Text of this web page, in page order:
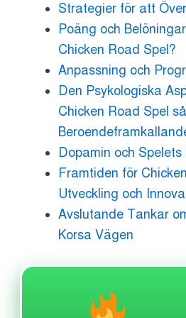
Strategier för att
Poäng och
Chicken Road Spel?
Anpassning och
Den Psykologiska
Chicken Road Spel så
Dopamin och Spelets
Framtiden för
Utveckling och
Avslutande Tankar
Korsa Vägen